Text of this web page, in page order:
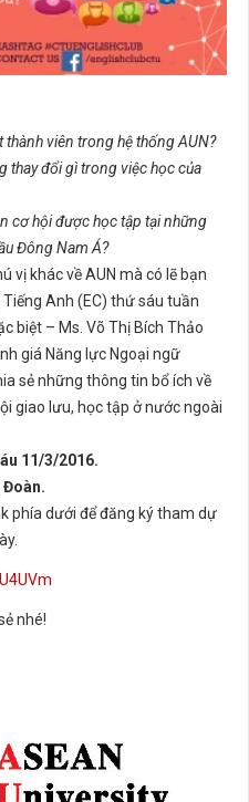
viên trong hệ thống AUN?
thay đổi gì trong việc học của
cơ hội được học tập tại những
Đông Nam Á?
vị khác về AUN mà có lẽ bạn
Anh (EC) thứ sáu tuần
biệt – Ms. Võ Thị Bích Thảo
giá Năng lực Ngoại ngữ
sẻ những thông tin bổ ích về
giao lưu, học tập ở nước ngoài
11/3/2016.
Đoàn.
phía dưới để đăng ký tham dự
nhé!